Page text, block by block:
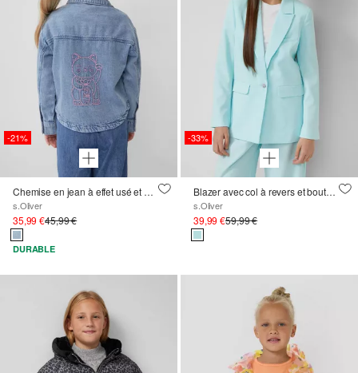
-21%
Chemise en jean à effet usé et broderie
s.Oliver
35,99 €45,99 €
DURABLE
-33%
Blazer avec col à revers et bouton bijou
s.Oliver
39,99 €59,99 €